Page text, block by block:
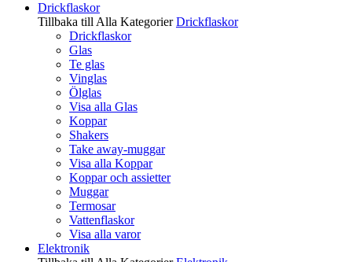
Drickflaskor
Tillbaka till Alla Kategorier Drickflaskor
Drickflaskor
Glas
Te glas
Vinglas
Ölglas
Visa alla Glas
Koppar
Shakers
Take away-muggar
Visa alla Koppar
Koppar och assietter
Muggar
Termosar
Vattenflaskor
Visa alla varor
Elektronik